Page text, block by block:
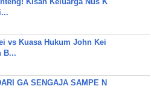
vs Kuasa Hukum John Kei
B...
GA SENGAJA SAMPE N